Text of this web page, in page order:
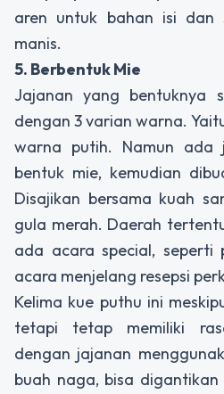
aren untuk bahan isi dan
manis.
5. Berbentuk Mie
Jajanan yang bentuknya
dengan 3 varian warna.
warna putih. Namun ada
bentuk mie, kemudian
Disajikan bersama kuah
gula merah. Daerah
ada acara special, seperti
acara menjelang resepsi
Kelima kue puthu ini
tetapi tetap memiliki
dengan jajanan
buah naga, bisa